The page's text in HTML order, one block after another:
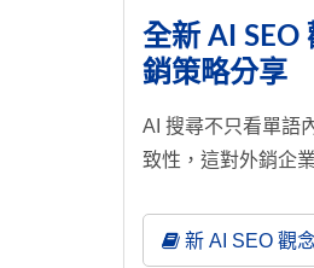
全新 AI SEO
銷策略分享
AI 搜尋不只看單語
致性，這對外銷企
新 AI SEO 觀